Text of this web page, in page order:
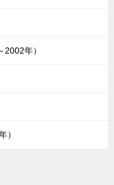
年）
）